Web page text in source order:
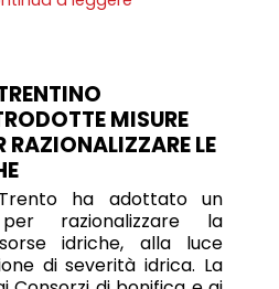
MISURE
RAZIONALIZZARE LE
ha adottato un
razionalizzare la
idriche, alla luce
di severità idrica. La